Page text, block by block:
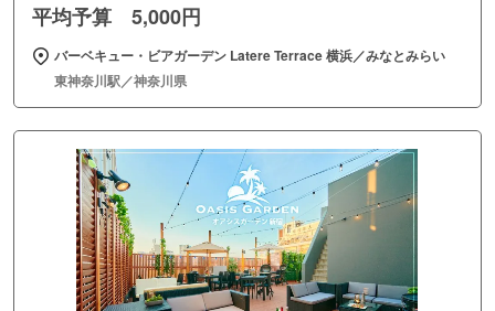
平均予算 5,000円
バーベキュー・ビアガーデン Latere Terrace 横浜／みなとみらい
東神奈川駅／神奈川県